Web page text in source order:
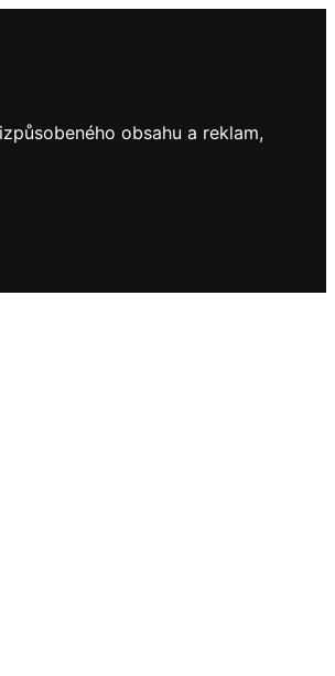
obsahu a reklam,